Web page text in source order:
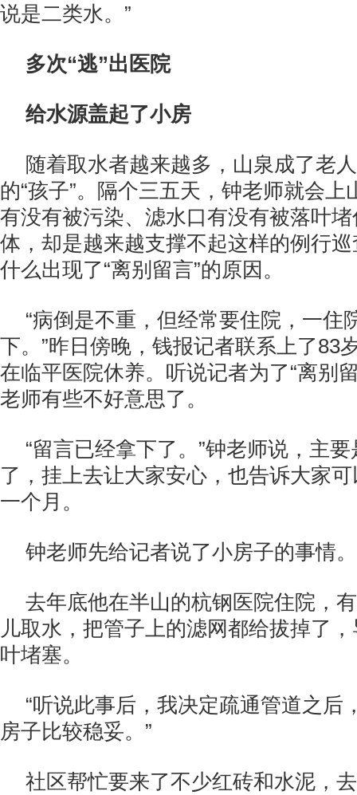
说是二类水。”
多次“逃”出医院
给水源盖起了小房
随着取水者越来越多，山泉成了老
的“孩子”。隔个三五天，钟老师就会上
有没有被污染、滤水口有没有被落叶
体，却是越来越支撑不起这样的例行
什么出现了“离别留言”的原因。
“病倒是不重，但经常要住院，一住
下。”昨日傍晚，钱报记者联系上了83
在临平医院休养。听说记者为了“离别
老师有些不好意思了。
“留言已经拿下了。”钟老师说，主
了，挂上去让大家安心，也告诉大家
一个月。
钟老师先给记者说了小房子的事情。
去年底他在半山的杭钢医院住院，
儿取水，把管子上的滤网都给拔掉了
叶堵塞。
“听说此事后，我决定疏通管道之后
房子比较稳妥。”
社区帮忙要来了不少红砖和水泥，